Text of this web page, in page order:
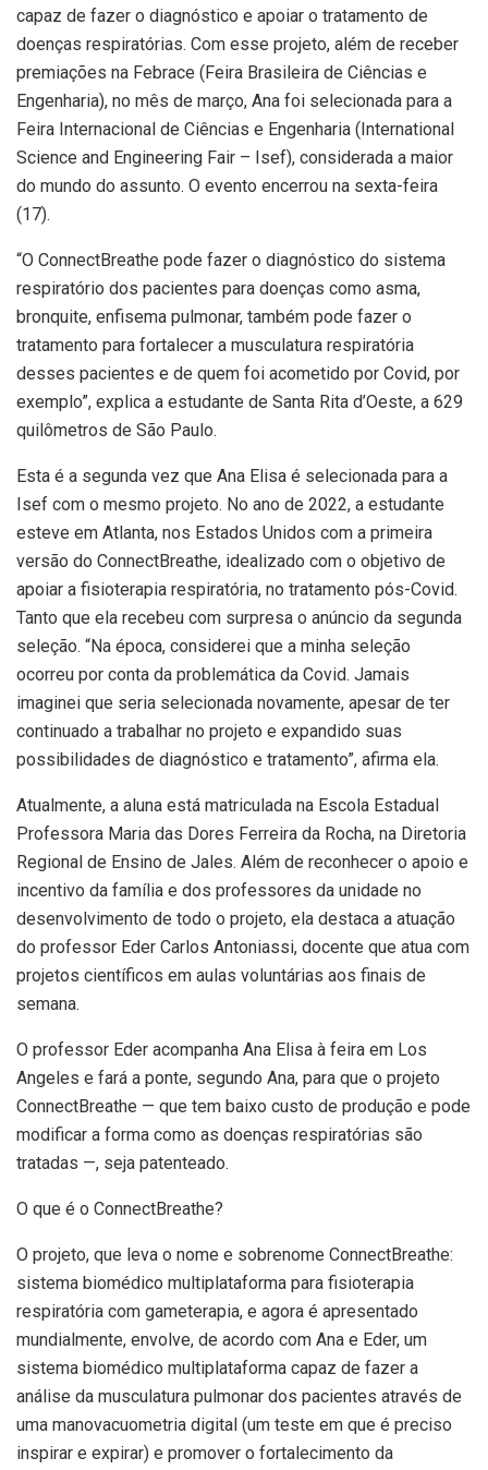
capaz de fazer o diagnóstico e apoiar o tratamento de
doenças respiratórias. Com esse projeto, além de receber
premiações na Febrace (Feira Brasileira de Ciências e
Engenharia), no mês de março, Ana foi selecionada para a
Feira Internacional de Ciências e Engenharia (International
Science and Engineering Fair – Isef), considerada a maior
do mundo do assunto. O evento encerrou na sexta-feira
(17).
“O ConnectBreathe pode fazer o diagnóstico do sistema
respiratório dos pacientes para doenças como asma,
bronquite, enfisema pulmonar, também pode fazer o
tratamento para fortalecer a musculatura respiratória
desses pacientes e de quem foi acometido por Covid, por
exemplo”, explica a estudante de Santa Rita d’Oeste, a 629
quilômetros de São Paulo.
Esta é a segunda vez que Ana Elisa é selecionada para a
Isef com o mesmo projeto. No ano de 2022, a estudante
esteve em Atlanta, nos Estados Unidos com a primeira
versão do ConnectBreathe, idealizado com o objetivo de
apoiar a fisioterapia respiratória, no tratamento pós-Covid.
Tanto que ela recebeu com surpresa o anúncio da segunda
seleção. “Na época, considerei que a minha seleção
ocorreu por conta da problemática da Covid. Jamais
imaginei que seria selecionada novamente, apesar de ter
continuado a trabalhar no projeto e expandido suas
possibilidades de diagnóstico e tratamento”, afirma ela.
Atualmente, a aluna está matriculada na Escola Estadual
Professora Maria das Dores Ferreira da Rocha, na Diretoria
Regional de Ensino de Jales. Além de reconhecer o apoio e
incentivo da família e dos professores da unidade no
desenvolvimento de todo o projeto, ela destaca a atuação
do professor Eder Carlos Antoniassi, docente que atua com
projetos científicos em aulas voluntárias aos finais de
semana.
O professor Eder acompanha Ana Elisa à feira em Los
Angeles e fará a ponte, segundo Ana, para que o projeto
ConnectBreathe — que tem baixo custo de produção e pode
modificar a forma como as doenças respiratórias são
tratadas —, seja patenteado.
O que é o ConnectBreathe?
O projeto, que leva o nome e sobrenome ConnectBreathe:
sistema biomédico multiplataforma para fisioterapia
respiratória com gameterapia, e agora é apresentado
mundialmente, envolve, de acordo com Ana e Eder, um
sistema biomédico multiplataforma capaz de fazer a
análise da musculatura pulmonar dos pacientes através de
uma manovacuometria digital (um teste em que é preciso
inspirar e expirar) e promover o fortalecimento da